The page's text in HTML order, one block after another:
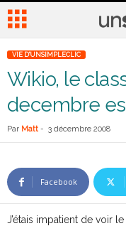
VIE D'UNSIMPLECLIC
Wikio, le
decembre
Par Matt - 3 décembre 2008
Facebook
J’étais impatient de voir